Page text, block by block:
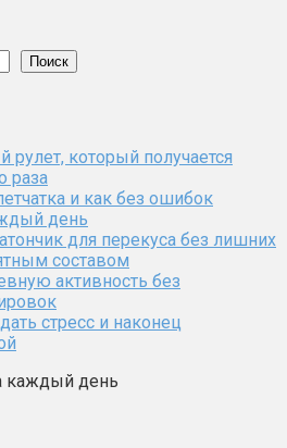
Поиск
который получается
раза
и как без ошибок
день
для перекуса без лишних
составом
активность без
стресс и наконец
каждый день